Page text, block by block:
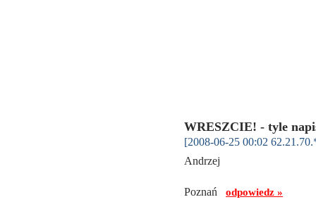
WRESZCIE! - tyle
[2008-06-25 00:02
Andrzej
Poznań odpowiedz »